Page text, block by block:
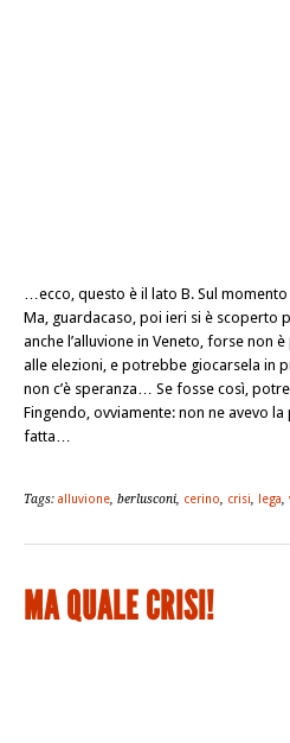
…ecco, questo è il lato B. Sul
Ma, guardacaso, poi ieri si è scoperto
anche l’alluvione in Veneto, forse non
alle elezioni, e potrebbe giocarsela in
non c’è speranza… Se fosse così,
Fingendo, ovviamente: non ne avevo
fatta…
Tags: alluvione , berlusconi, cerino crisi lega
MA QUALE CRISI!